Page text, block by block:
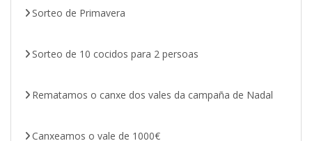
Sorteo de Primavera
Sorteo de 10 cocidos para 2 persoas
Rematamos o canxe dos vales da campaña de Nadal
Canxeamos o vale de 1000€